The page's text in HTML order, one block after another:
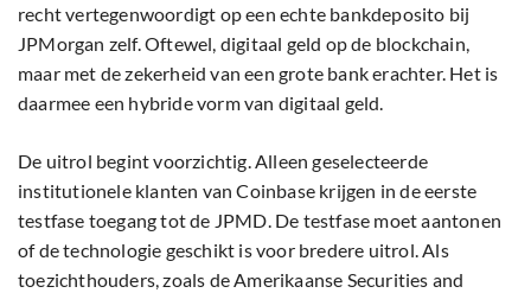
recht vertegenwoordigt op een echte bankdeposito bij
JPMorgan zelf. Oftewel, digitaal geld op de blockchain,
maar met de zekerheid van een grote bank erachter. Het is
daarmee een hybride vorm van digitaal geld.
De uitrol begint voorzichtig. Alleen geselecteerde
institutionele klanten van Coinbase krijgen in de eerste
testfase toegang tot de JPMD. De testfase moet aantonen
of de technologie geschikt is voor bredere uitrol. Als
toezichthouders, zoals de Amerikaanse Securities and